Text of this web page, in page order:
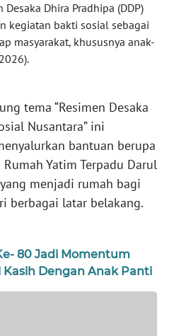
Desaka Dhira Pradhipa (DDP)
kegiatan bakti sosial sebagai
masyarakat, khususnya anak-
tema “Resimen Desaka
Nusantara” ini
bantuan berupa
Yatim Terpadu Darul
menjadi rumah bagi
berbagai latar belakang.
80 Jadi Momentum
Kasih Dengan Anak Panti